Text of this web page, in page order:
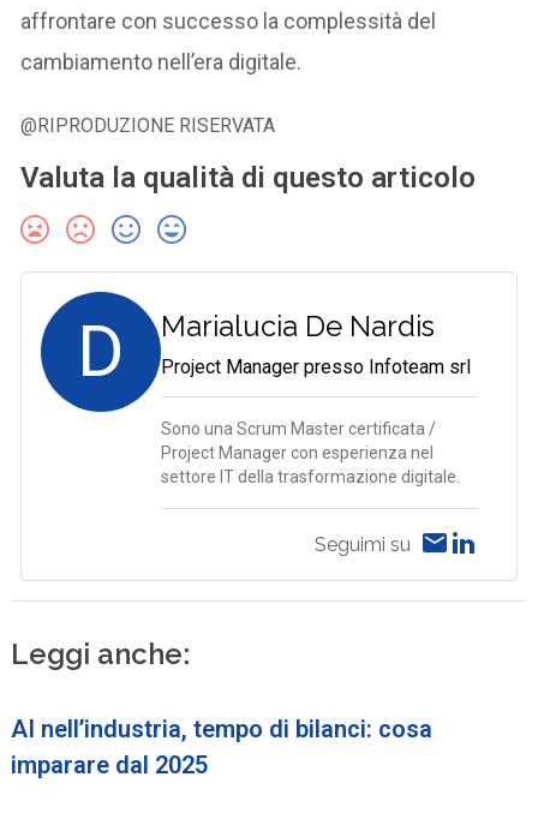
affrontare con successo la complessità del
cambiamento nell’era digitale.
@RIPRODUZIONE RISERVATA
Valuta la qualità di questo articolo
D Marialucia De Nardis
Project Manager presso Infoteam srl
Sono una Scrum Master certificata /
Project Manager con esperienza nel
settore IT della trasformazione digitale.
Seguimi su
Leggi anche:
AI nell’industria, tempo di bilanci: cosa
imparare dal 2025